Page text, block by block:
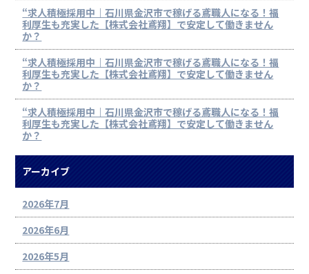
“求人積極採用中｜石川県金沢市で稼げる鳶職人になる！福
利厚生も充実した【株式会社鳶翔】で安定して働きません
か？
“求人積極採用中｜石川県金沢市で稼げる鳶職人になる！福
利厚生も充実した【株式会社鳶翔】で安定して働きません
か？
“求人積極採用中｜石川県金沢市で稼げる鳶職人になる！福
利厚生も充実した【株式会社鳶翔】で安定して働きません
か？
アーカイブ
2026年7月
2026年6月
2026年5月